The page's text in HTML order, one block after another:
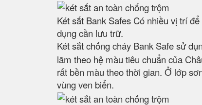
Két sắt Bank Safes Có nhiều vị trí
dụng cần lưu trữ.
Két sắt chống cháy Bank Safe sử
lãm theo hệ màu tiêu chuẩn của
rất bền màu theo thời gian. Ở lớp
vùng ven biển.